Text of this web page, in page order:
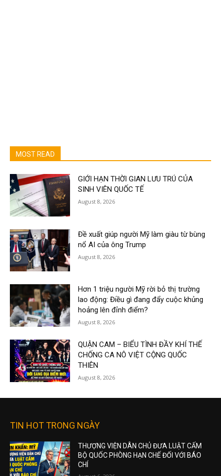
MOST READ
GIỚI HẠN THỜI GIAN LƯU TRÚ CỦA
SINH VIÊN QUỐC TẾ
August 8, 2026
Đề xuất giúp người Mỹ làm giàu từ bùng
nổ AI của ông Trump
August 8, 2026
Hơn 1 triệu người Mỹ rời bỏ thị trường
lao động: Điều gì đang đẩy cuộc khủng
hoảng lên đỉnh điểm?
August 8, 2026
QUẬN CAM – BIỂU TÌNH ĐẦY KHÍ THẾ
CHỐNG CA NÔ VIỆT CỘNG QUỐC
THIÊN
August 8, 2026
TIN HOT TRONG NGÀY
THƯỢNG VIỆN DÂN CHỦ ĐƯA LUẬT CẤM
BỘ QUỐC PHÒNG HẠN CHẾ ĐỐI VỚI BÁO
CHÍ